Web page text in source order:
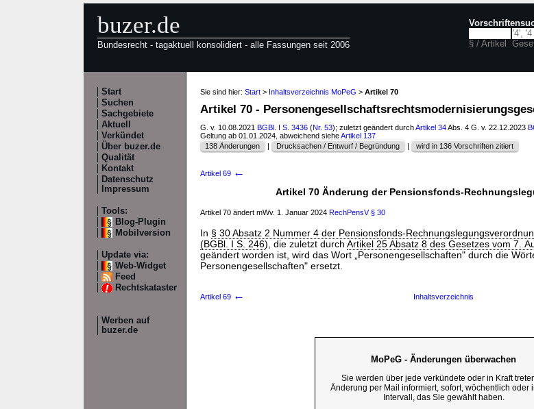
buzer.de
Bundesrecht - tagaktuell konsolidiert - alle Fassungen seit 2006 § / Artikel
Start
Suchen
Sachgebiete
Aktuell
Verkündet
Über buzer.de
Qualität
Kontakt
Datenschutz
Impressum
Tools:
Blog-Plugin
Mobilversion
Update via:
Web-Widget
Feed
Rechtskataster
Werben auf
buzer.de
Sie sind hier: Start > Inhaltsverzeichnis MoPeG > Artikel 70
Artikel 70 -
G. v. 10.08.2021 BGBl. I S. 3436 (Nr. 53); zuletzt geändert durchArtikel 34Abs. 4 G. v. 22.12.2023
Geltung ab 01.01.2024, abweichend sieheArtikel 137
138 Änderungen
| Drucksachen / Entwurf / Begründung | wird in 136 Vorschriften zitiert
Artikel 69 ←
Artikel 70 Änderung der Pensionsfonds-
Artikel 70 ändert mWv. 1. Januar 2024 RechPensV § 30
In § 30 Absatz 2 Nummer 4 der Pensionsfonds-
(BGBl. I S. 246), die zuletzt durch Artikel 25 Absatz 8 des Gesetzes vom 7.
geändert worden ist, wird das Wort „Personengesellschaften" durch die
Personengesellschaften" ersetzt.
Artikel 69 ← Inhaltsverzeichnis
MoPeG - Änderungen überwachen
Sie werden über jede verkündete oder in Kraft
Änderung per Mail informiert, sofort, wöchentlich oder
Intervall, das Sie gewählt haben.